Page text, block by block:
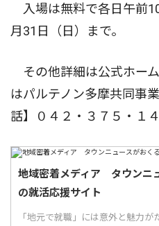
入場は無料で各日午前
月31日（日）まで。
その他詳細は公式ホー
はパルテノン多摩共同事
話】０４２・３７５・１４
地域密着メディア タウンニ
の就活応援サイト
「地元で就職」には意外と魅力